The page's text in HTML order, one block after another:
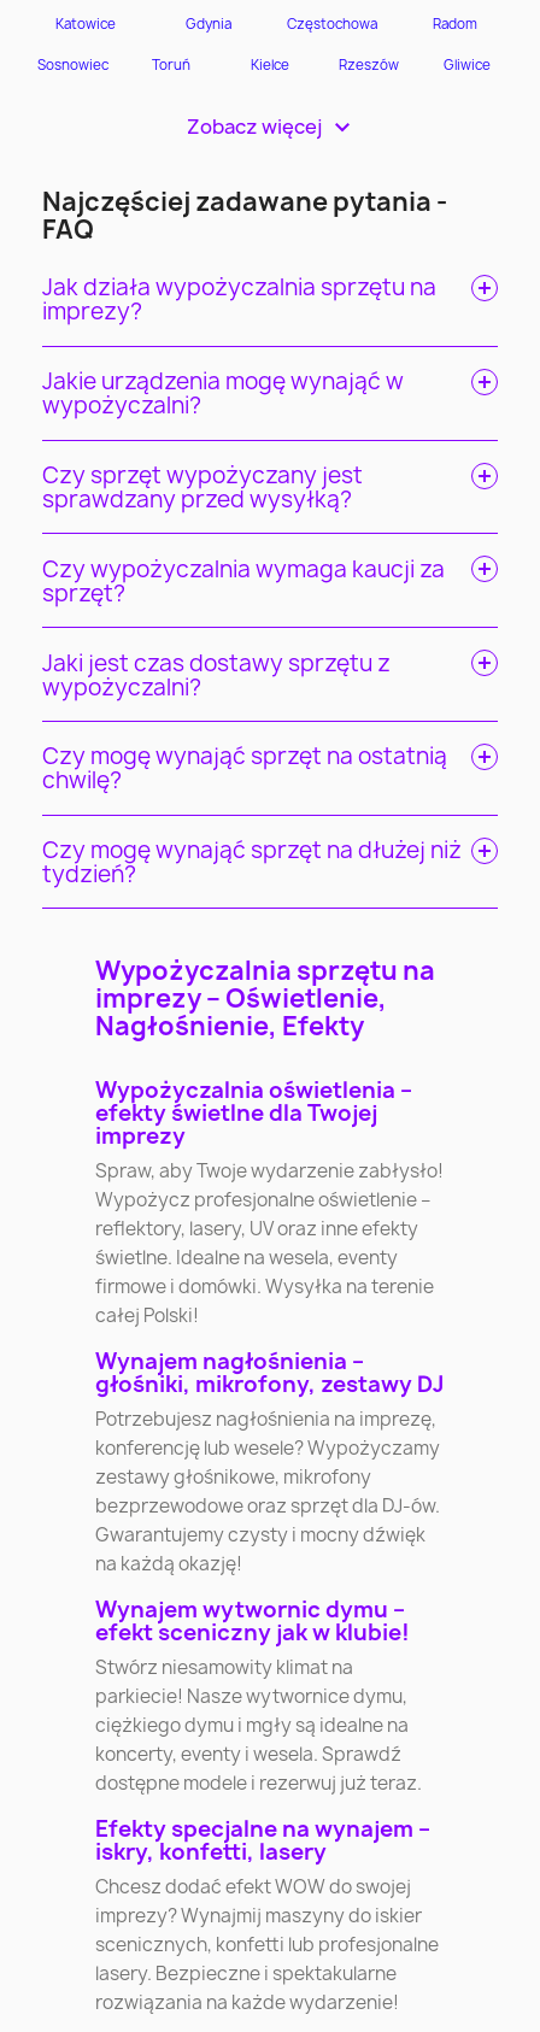
Zobacz więcej >
Najczęściej zadawane pytania -
FAQ
Jak działa wypożyczalnia sprzętu na
imprezy?
Jakie urządzenia mogę wynająć w
wypożyczalni?
Czy sprzęt wypożyczany jest
sprawdzany przed wysyłką?
Czy wypożyczalnia wymaga kaucji za
sprzęt?
Jaki jest czas dostawy sprzętu z
wypożyczalni?
Czy mogę wynająć sprzęt na ostatnią
chwilę?
Czy mogę wynająć sprzęt na dłużej niż
tydzień?
Wypożyczalnia sprzętu na
imprezy – Oświetlenie,
Nagłośnienie, Efekty
Wypożyczalnia oświetlenia –
efekty świetlne dla Twojej
imprezy
Spraw, aby Twoje wydarzenie zabłysło!
Wypożycz profesjonalne oświetlenie –
reflektory, lasery, UV oraz inne efekty
świetlne. Idealne na wesela, eventy
firmowe i domówki. Wysyłka na terenie
całej Polski!
Wynajem nagłośnienia –
głośniki, mikrofony, zestawy DJ
Potrzebujesz nagłośnienia na imprezę,
konferencję lub wesele? Wypożyczamy
zestawy głośnikowe, mikrofony
bezprzewodowe oraz sprzęt dla DJ-ów.
Gwarantujemy czysty i mocny dźwięk
na każdą okazję!
Wynajem wytwornic dymu –
efekt sceniczny jak w klubie!
Stwórz niesamowity klimat na
parkiecie! Nasze wytwornice dymu,
ciężkiego dymu i mgły są idealne na
koncerty, eventy i wesela. Sprawdź
dostępne modele i rezerwuj już teraz.
Efekty specjalne na wynajem –
iskry, konfetti, lasery
Chcesz dodać efekt WOW do swojej
imprezy? Wynajmij maszyny do iskier
scenicznych, konfetti lub profesjonalne
lasery. Bezpieczne i spektakularne
rozwiązania na każde wydarzenie!